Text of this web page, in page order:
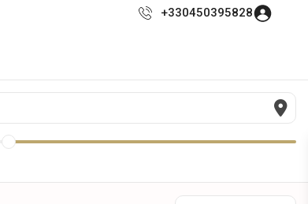
+330450395828